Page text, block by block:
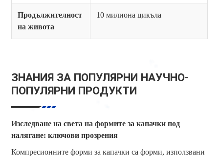
Продължителност
на живота
10 милиона цикъла
ЗНАНИЯ ЗА ПОПУЛЯРНИ НАУЧНО-
ПОПУЛЯРНИ ПРОДУКТИ
Изследване на света на формите за капачки под
налягане: ключови прозрения
Компресионните форми за капачки са форми, използвани